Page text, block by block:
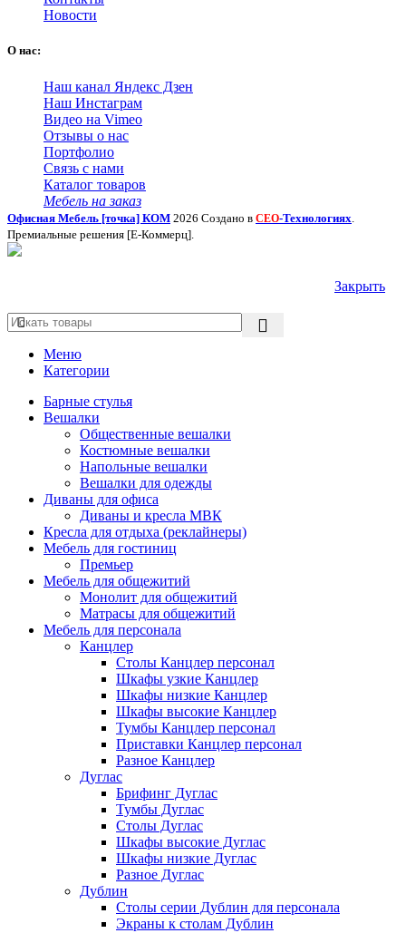
Новости
О нас:
Наш канал Яндекс Дзен
Наш Инстаграм
Видео на Vimeo
Отзывы о нас
Портфолио
Связь с нами
Каталог товаров
Мебель на заказ
Офисная Мебель [точка] КОМ 2026 Создано в СЕО-Технологиях
Премиальные решения [Е-Коммерц].
Закрыть
Меню
Категории
Барные стулья
Вешалки
Общественные вешалки
Костюмные вешалки
Напольные вешалки
Вешалки для одежды
Диваны для офиса
Диваны и кресла МВК
Кресла для отдыха (реклайнеры)
Мебель для гостиниц
Премьер
Мебель для общежитий
Монолит для общежитий
Матрасы для общежитий
Мебель для персонала
Канцлер
Столы Канцлер персонал
Шкафы узкие Канцлер
Шкафы низкие Канцлер
Шкафы высокие Канцлер
Тумбы Канцлер персонал
Приставки Канцлер персонал
Разное Канцлер
Дуглас
Брифинг Дуглас
Тумбы Дуглас
Столы Дуглас
Шкафы высокие Дуглас
Шкафы низкие Дуглас
Разное Дуглас
Дублин
Столы серии Дублин для персонала
Экраны к столам Дублин